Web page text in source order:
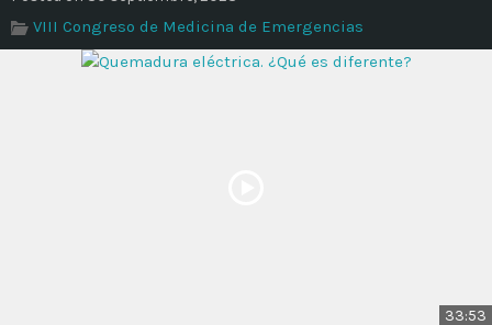
VIII Congreso de Medicina de Emergencias
33:53